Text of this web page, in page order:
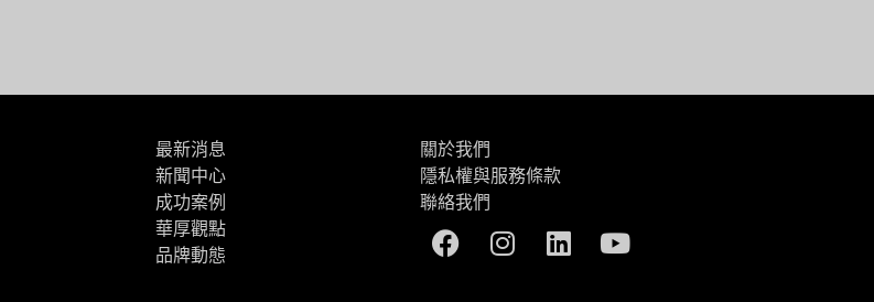
最新消息
新聞中心
成功案例
華厚觀點
品牌動態
關於我們
隱私權與服務條款
聯絡我們
Facebook
Instagram
LinkedinYoutube